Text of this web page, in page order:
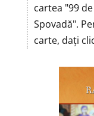
cartea "99
Spovadă".
carte, dați